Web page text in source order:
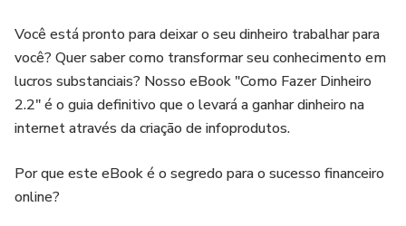
Você está pronto para deixar o seu dinheiro trabalhar para
você? Quer saber como transformar seu conhecimento em
lucros substanciais? Nosso eBook "Como Fazer Dinheiro
2.2" é o guia definitivo que o levará a ganhar dinheiro na
internet através da criação de infoprodutos.
Por que este eBook é o segredo para o sucesso financeiro
online?